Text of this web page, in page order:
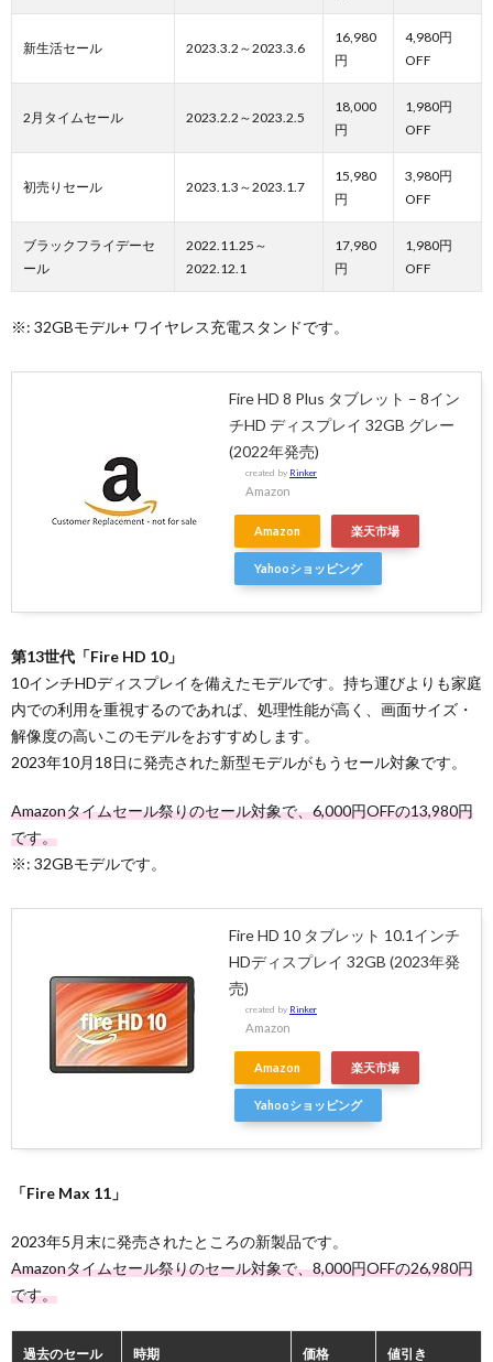
新生活セール 2023.3.2～2023.3.6
16,980
円
4,980円
OFF
2月タイムセール 2023.2.2～2023.2.5
18,000
円
1,980円
OFF
初売りセール 2023.1.3～2023.1.7
15,980
円
3,980円
OFF
ブラックフライデーセ
ール
2022.11.25～
2022.12.1
17,980
円
1,980円
OFF
※: 32GBモデル+ ワイヤレス充電スタンドです。
Fire HD 8 Plus タブレット – 8イン
チHD ディスプレイ 32GB グレー
(2022年発売)
created by Rinker
Amazon
Amazon 楽天市場
Yahooショッピング
第13世代「Fire HD 10」
10インチHDディスプレイを備えたモデルです。持ち運びよりも家庭
内での利用を重視するのであれば、処理性能が高く、画面サイズ・
解像度の高いこのモデルをおすすめします。
2023年10月18日に発売された新型モデルがもうセール対象です。
Amazonタイムセール祭りのセール対象で、6,000円OFFの13,980円
です。
※: 32GBモデルです。
Fire HD 10 タブレット 10.1インチ
HDディスプレイ 32GB (2023年発
売)
created by Rinker
Amazon
Amazon 楽天市場
Yahooショッピング
「Fire Max 11」
2023年5月末に発売されたところの新製品です。
Amazonタイムセール祭りのセール対象で、8,000円OFFの26,980円
です。
過去のセール 時期 価格 値引き